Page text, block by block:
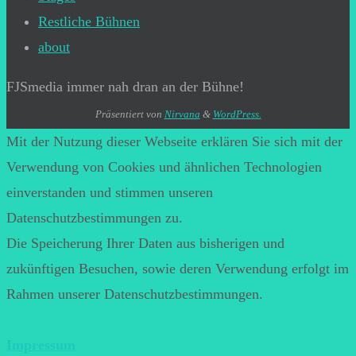
Restliche Bühnen
about
FJSmedia immer nah dran an der Bühne!
Präsentiert von Nirvana & WordPress.
Mit der Nutzung dieser Webseite erklären Sie sich mit der
Verwendung von Cookies und ähnlichen Technologien
einverstanden und stimmen unseren
Datenschutzbestimmungen zu.
Die Speicherung Ihrer Daten aus bisherigen und
zukünftigen Besuchen, sowie deren Verwendung erfolgt im
Rahmen unserer Datenschutzbestimmungen.